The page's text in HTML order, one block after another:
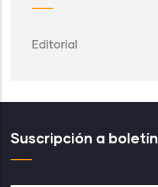
Editorial
Suscripción a boletín